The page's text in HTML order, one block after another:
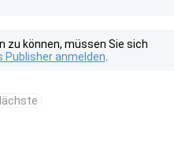
zu können, müssen Sie sich
Publisher anmelden